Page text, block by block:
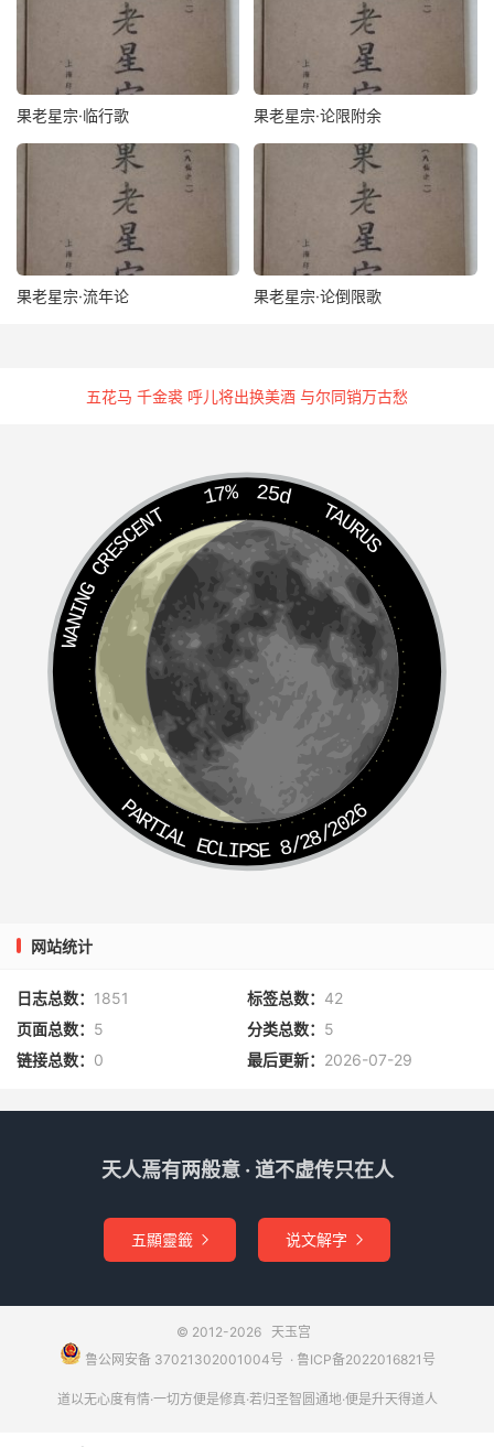
果老星宗·临行歌 果老星宗·论限附余
果老星宗·流年论 果老星宗·论倒限歌
五花马 千金裘 呼儿将出换美酒 与尔同销万古愁
17% 25d
TAURUS
WANING CRESCENT
PARTIAL ECLIPSE 8/28/2026
网站统计
日志总数： 1851 标签总数： 42
页面总数： 5 分类总数： 5
链接总数： 0 最后更新： 2026-07-29
天人焉有两般意 · 道不虚传只在人
五顯靈籤  说文解字 
© 2012-2026 天玉宫
鲁公网安备 37021302001004号 ​​​ · 鲁ICP备2022016821号
道以无心度有情·一切方便是修真·若归圣智圆通地·便是升天得道人